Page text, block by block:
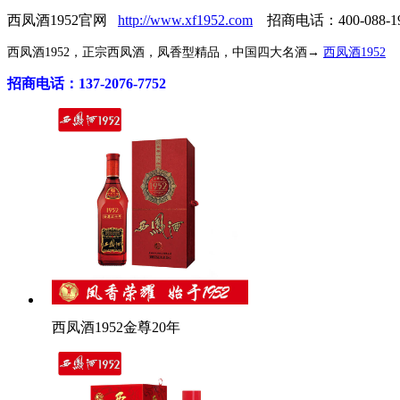
西凤酒1952官网 http://www.xf1952.com 招商电话：400-088-
西凤酒1952，正宗西凤酒，凤香型精品，中国四大名酒→ 西凤酒1952
招商电话：137-2076-7752
西凤酒1952金尊20年